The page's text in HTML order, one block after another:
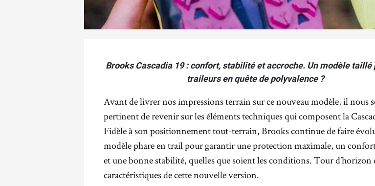
Brooks Cascadia 19 : confort, stabilité et accroche. Un modèle taillé
traileurs en quête de polyvalence ?
Avant de livrer nos impressions terrain sur ce nouveau modèle, il nous
pertinent de revenir sur les éléments techniques qui composent la
Fidèle à son positionnement tout-terrain, Brooks continue de faire
modèle phare en trail pour garantir une protection maximale, un
et une bonne stabilité, quelles que soient les conditions. Tour d’horizon
caractéristiques de cette nouvelle version.